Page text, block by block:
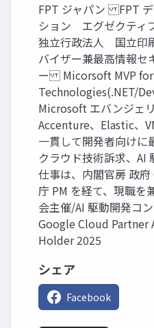
FPT ジャパン FPT デ
ション エグゼクテ
独立行政法人 国立印
バイザー兼最高情報セ
ー Micorsoft MVP
Technologies(.NET/
Microsoft エバンジェ
Accenture、Elastic、
一貫して開発者向けに
クラウド技術訴求、AI
仕事は、内閣官房 政
庁 PM を経て、現職を
会主催/AI 駆動開発コ
Google Cloud
Holder 2025
シェア
Facebook